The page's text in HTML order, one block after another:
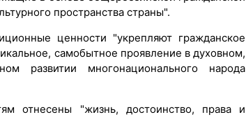
пространства страны".
ценности "укрепляют гражданское
самобытное проявление в духовном,
развитии многонационального народа
отнесены "жизнь, достоинство, права и